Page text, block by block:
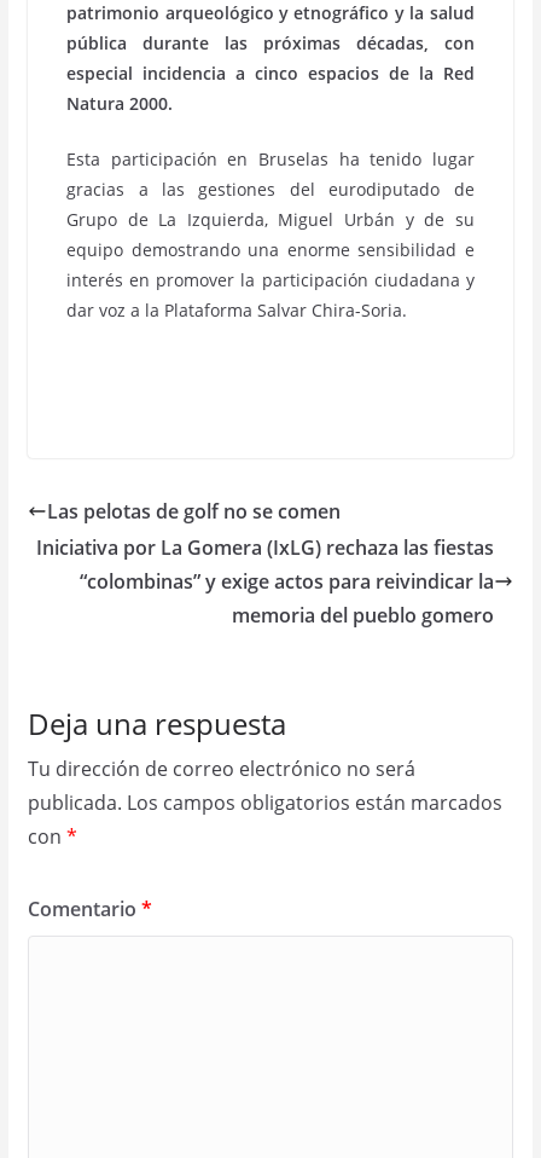
patrimonio arqueológico y etnográfico y la salud
pública durante las próximas décadas, con
especial incidencia a cinco espacios de la Red
Natura 2000.
Esta participación en Bruselas ha tenido lugar
gracias a las gestiones del eurodiputado de
Grupo de La Izquierda, Miguel Urbán y de su
equipo demostrando una enorme sensibilidad e
interés en promover la participación ciudadana y
dar voz a la Plataforma Salvar Chira-Soria.
Las pelotas de golf no se comen
Iniciativa por La Gomera (IxLG) rechaza las fiestas
“colombinas” y exige actos para reivindicar la
memoria del pueblo gomero
Deja una respuesta
Tu dirección de correo electrónico no será
publicada. Los campos obligatorios están marcados
con *
Comentario *